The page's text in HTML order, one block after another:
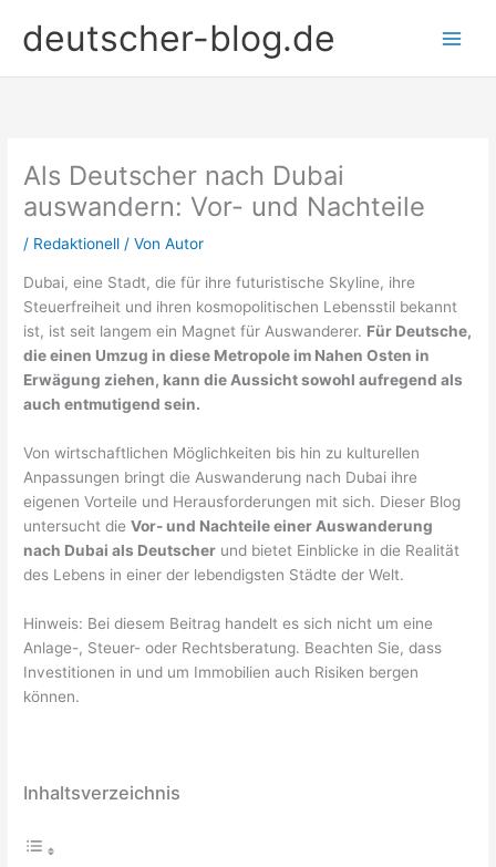
Inhaltdeutscher-blog.de
Als Deutscher nach Dubai
auswandern: Vor- und Nachteile
/ Redaktionell / VonAutor
Dubai, eine Stadt, die für ihre futuristische Skyline, ihre
Steuerfreiheit und ihren kosmopolitischen Lebensstil bekannt
ist, ist seit langem ein Magnet für Auswanderer. Für Deutsche,
die einen Umzug in diese Metropole im Nahen Osten in
Erwägung ziehen, kann die Aussicht sowohl aufregend als
auch entmutigend sein.
Von wirtschaftlichen Möglichkeiten bis hin zu kulturellen
Anpassungen bringt die Auswanderung nach Dubai ihre
eigenen Vorteile und Herausforderungen mit sich. Dieser Blog
untersucht dieVor- und Nachteile einer Auswanderung
nach Dubai als Deutscher und bietet Einblicke in die Realität
des Lebens in einer der lebendigsten Städte der Welt.
Hinweis: Bei diesem Beitrag handelt es sich nicht um eine
Anlage-, Steuer- oder Rechtsberatung. Beachten Sie, dass
Investitionen in und um Immobilien auch Risiken bergen
können.
Inhaltsverzeichnis